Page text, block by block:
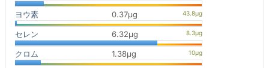
ヨウ素 0.37μg
セレン 6.32μg
クロム 1.38μg